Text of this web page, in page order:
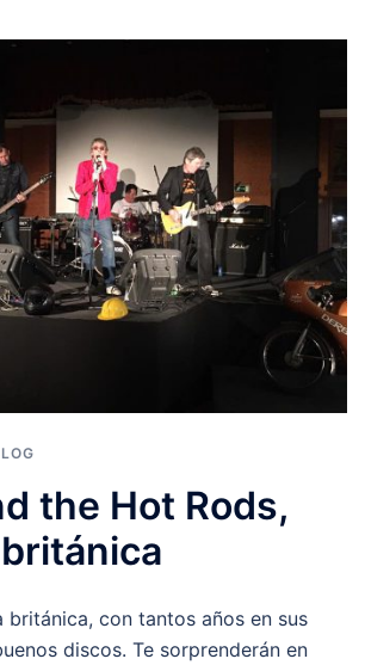
the Hot Rods,
británica, con tantos años en sus
discos. Te sorprenderán en